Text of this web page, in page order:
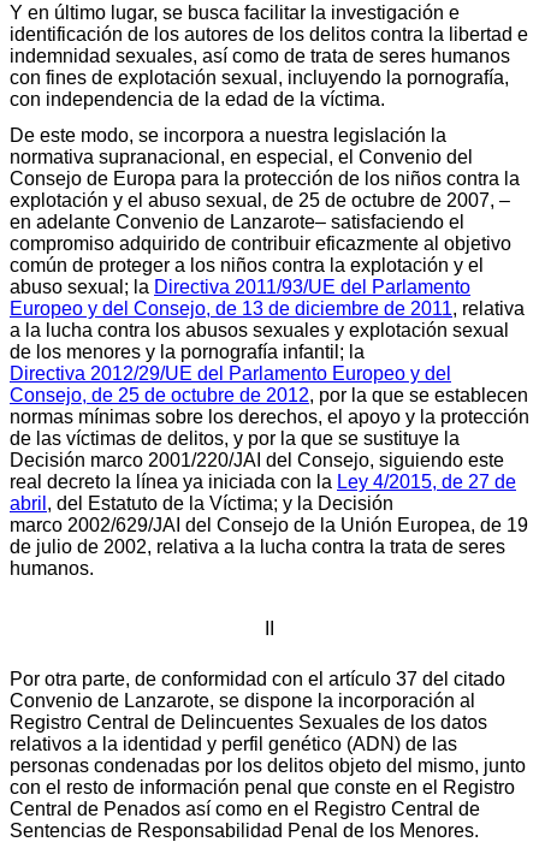
Y en último lugar, se busca facilitar la investigación e
identificación de los autores de los delitos contra la libertad e
indemnidad sexuales, así como de trata de seres humanos
con fines de explotación sexual, incluyendo la pornografía,
con independencia de la edad de la víctima.
De este modo, se incorpora a nuestra legislación la
normativa supranacional, en especial, el Convenio del
Consejo de Europa para la protección de los niños contra la
explotación y el abuso sexual, de 25 de octubre de 2007, –
en adelante Convenio de Lanzarote– satisfaciendo el
compromiso adquirido de contribuir eficazmente al objetivo
común de proteger a los niños contra la explotación y el
abuso sexual; la Directiva 2011/93/UE del Parlamento
Europeo y del Consejo, de 13 de diciembre de 2011, relativa
a la lucha contra los abusos sexuales y explotación sexual
de los menores y la pornografía infantil; la
Directiva 2012/29/UE del Parlamento Europeo y del
Consejo, de 25 de octubre de 2012, por la que se establecen
normas mínimas sobre los derechos, el apoyo y la protección
de las víctimas de delitos, y por la que se sustituye la
Decisión marco 2001/220/JAI del Consejo, siguiendo este
real decreto la línea ya iniciada con la Ley 4/2015, de 27 de
abril , del Estatuto de la Víctima; y la Decisión
marco 2002/629/JAI del Consejo de la Unión Europea, de 19
de julio de 2002, relativa a la lucha contra la trata de seres
humanos.
Por otra parte, de conformidad con el artículo 37 del citado
Convenio de Lanzarote, se dispone la incorporación al
Registro Central de Delincuentes Sexuales de los datos
relativos a la identidad y perfil genético (ADN) de las
personas condenadas por los delitos objeto del mismo, junto
con el resto de información penal que conste en el Registro
Central de Penados así como en el Registro Central de
Sentencias de Responsabilidad Penal de los Menores.